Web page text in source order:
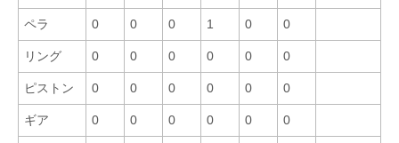
ペラ 0 0 0 1 0 0
リング 0 0 0 0 0 0
ピストン 0 0 0 0 0 0
ギア 0 0 0 0 0 0